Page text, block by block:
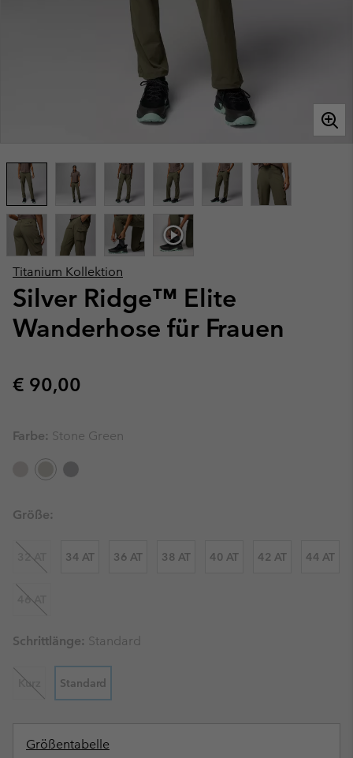
Titanium Kollektion
Silver Ridge™ Elite
Wanderhose für Frauen
Regular price:
€ 90,00
Farbe: Stone Green
Größe:
32 AT 34 AT 36 AT 38 AT 40 AT 42 AT 44 AT
46 AT
Schrittlänge: Standard
Kurz Standard
Größentabelle